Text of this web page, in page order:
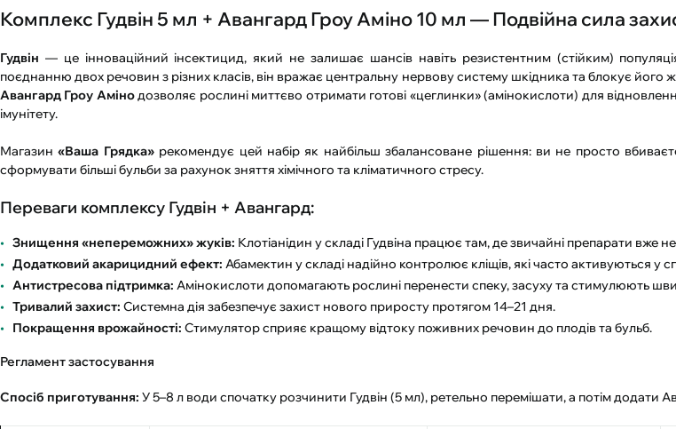
Комплекс Гудвін 5 мл + Авангард Гроу Аміно 10 мл — Подвійна сила
Гудвін — це інноваційний інсектицид, який не залишає шансів навіть резистентним (стійким)
поєднанню двох речовин з різних класів, він вражає центральну нервову систему шкідника та блокує
Авангард Гроу Амінодозволяє рослині миттєво отримати готові «цеглинки» (амінокислоти) для
імунітету.
Магазин«Ваша Грядка»рекомендує цей набір як найбільш збалансоване рішення: ви не просто
сформувати більші бульби за рахунок зняття хімічного та кліматичного стресу.
Переваги комплексу Гудвін + Авангард:
Знищення «непереможних» жуків: Клотіанідин у складі Гудвіна працює там, де звичайні препарати вже
Додатковий акарицидний ефект: Абамектин у складі надійно контролює кліщів, які часто активуються у
Антистресова підтримка: Амінокислоти допомагають рослині перенести спеку, засуху та стимулюють
Тривалий захист: Системна дія забезпечує захист нового приросту протягом 14–21 дня.
Покращення врожайності: Стимулятор сприяє кращому відтоку поживних речовин до плодів та бульб.
Регламент застосування
Спосіб приготування: У 5–8 л води спочатку розчинити Гудвін (5 мл), ретельно перемішати, а потім додати